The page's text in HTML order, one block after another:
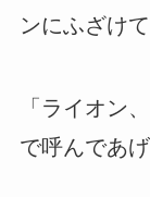
ンにふざけ
「ライオン
で呼んであ